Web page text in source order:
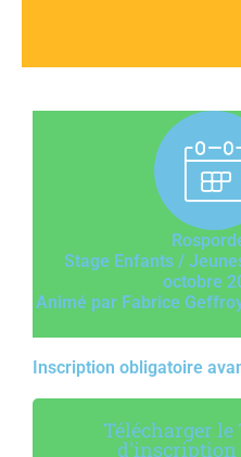
Stage Enfants /
octobre
Animé par Fabrice
Inscription obligatoire
Télécharger le
d'inscription